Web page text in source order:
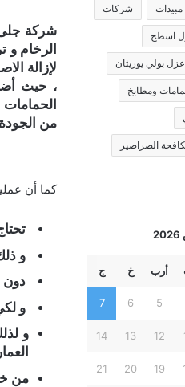
شركة جلى
الرخام و
لإزالة
، حيث
من
كما أن
و
دون
و
و
من
شركات
اسطح
عزل بولي يوريثان
ومطابخ
الصراصير
أرب خ ج
5
6
7
12
13
14
19
20
21